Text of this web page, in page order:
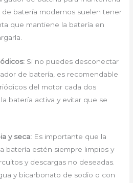
de batería modernos suelen tener
que mantiene la batería en
Si no puedes desconectar
de batería, es recomendable
del motor cada dos
batería activa y evitar que se
y seca: Es importante que la
batería estén siempre limpios y
y descargas no deseadas.
y bicarbonato de sodio o con